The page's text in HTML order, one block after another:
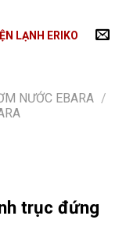
LẠNH ERIKO
NƯỚC EBARA /
trục đứng